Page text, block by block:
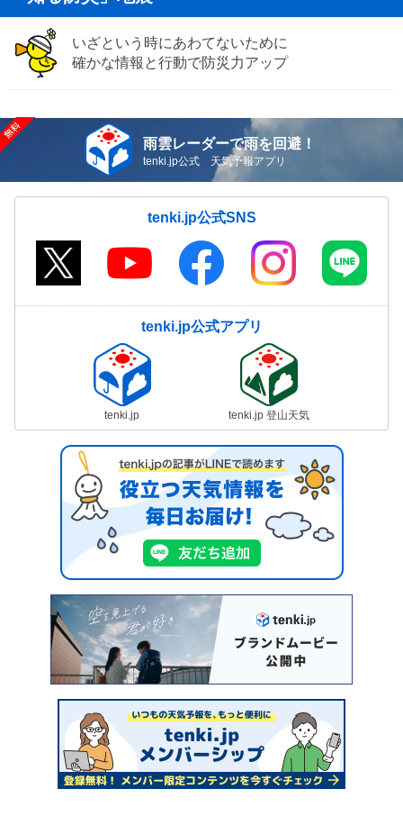
いざという時にあわてないために
確かな情報と行動で防災力アップ
雨雲レーダーで雨を回避！
tenki.jp公式 天気予報アプリ
tenki.jp公式SNS
tenki.jp公式アプリ
tenki.jp tenki.jp 登山天気